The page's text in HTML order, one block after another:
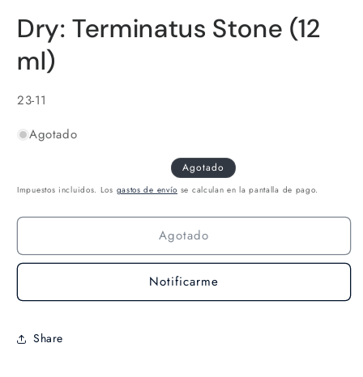
multimedia
1
una
ventana
Dry: Terminatus Stone (12
ml)
SKU:
23-11
Agotado
Agotado
Impuestos incluidos. Los gastos de envío se calculan en la pantalla de pago.
Agotado
Notificarme
Share